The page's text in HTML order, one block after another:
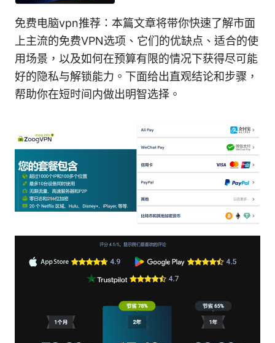
免费电脑vpn推荐：本篇文章将带你快速了解市面
上主流的免费VPN选项、它们的优缺点、适合的使
用场景，以及如何在预算有限的情况下获得尽可能
好的隐私与解锁能力。下面给出直观结论和步骤，
帮助你在短时间内做出明智选择。